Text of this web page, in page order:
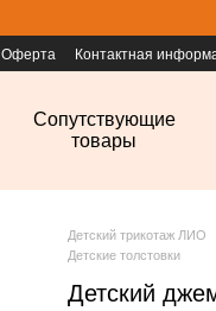
Оферта Контактная
Сопутствующие
товары
Детский трикотаж ЛИО
Детские толстовки
Детский